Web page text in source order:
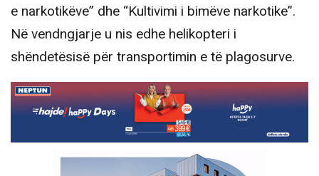
e narkotikëve” dhe “Kultivimi i bimëve narkotike”.
Në vendngjarje u nis edhe helikopteri i
shëndetësisë për transportimin e të plagosurve.